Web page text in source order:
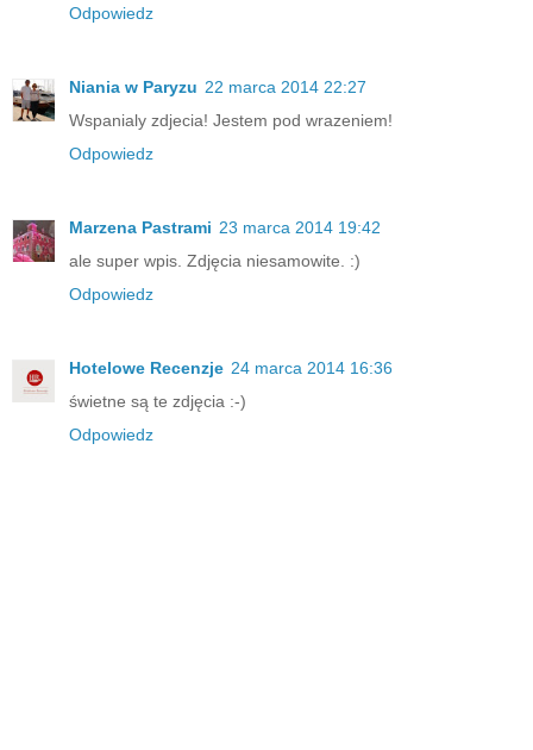
Odpowiedz
Niania w Paryzu 22 marca 2014 22:27
Wspanialy zdjecia! Jestem pod wrazeniem!
Odpowiedz
Marzena Pastrami 23 marca 2014 19:42
ale super wpis. Zdjęcia niesamowite. :)
Odpowiedz
Hotelowe Recenzje 24 marca 2014 16:36
świetne są te zdjęcia :-)
Odpowiedz